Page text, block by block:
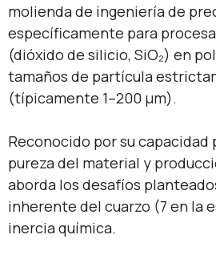
molienda de ingeniería de
específicamente para
(dióxido de silicio, SiO₂) en
tamaños de partícula
(típicamente 1–200 μm).
Reconocido por su
pureza del material​​ y
aborda los desafíos
inherente del cuarzo (7 en la
inercia química.